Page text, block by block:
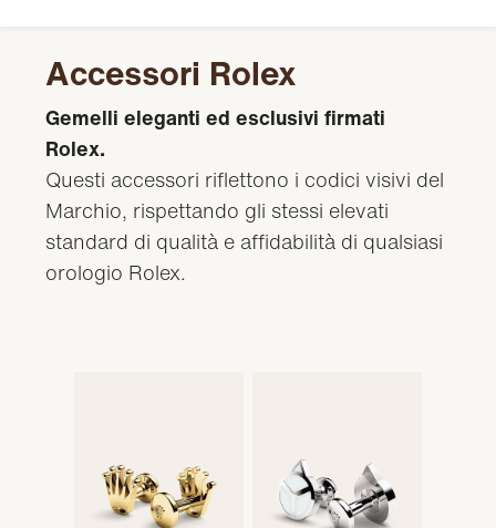
Accessori Rolex
Gemelli eleganti ed esclusivi firmati
Rolex.
Questi accessori riflettono i codici visivi del
Marchio, rispettando gli stessi elevati
standard di qualità e affidabilità di qualsiasi
orologio Rolex.